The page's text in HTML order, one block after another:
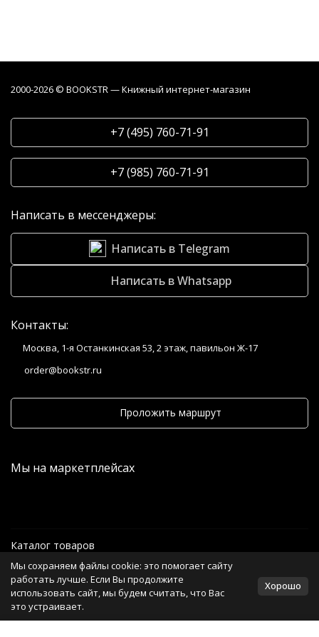
2000-2026 © BOOKSTR — Книжный интернет-магазин
+7 (495) 760-71-91
+7 (985) 760-71-91
Написать в мессенджеры:
Написать в Telegram
Написать в Whatsapp
Контакты:
Москва, 1-я Останкинская 53, 2 этаж, павильон Ж-17
order@bookstr.ru
Проложить маршрут
Мы на маркетплейсах
Каталог товаров
Информация
Политика персональных данных
Мы сохраняем файлы cookie: это помогает сайту
работать лучше. Если Вы продолжите
использовать сайт, мы будем считать, что Вас
это устраивает.
Хорошо